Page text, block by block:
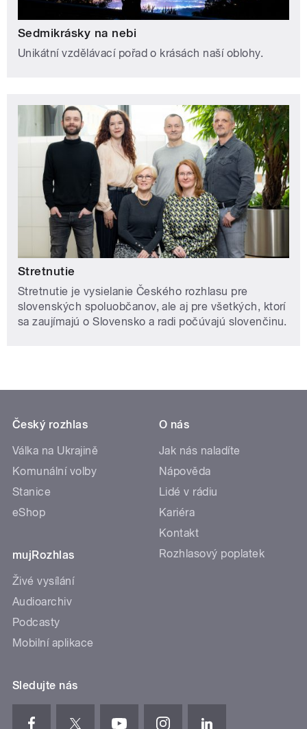
Sedmikrásky na nebi
Unikátní vzdělávací pořad o krásách naší oblohy.
Stretnutie
Stretnutie je vysielanie Českého rozhlasu pre
slovenských spoluobčanov, ale aj pre všetkých, ktorí
sa zaujímajú o Slovensko a radi počúvajú slovenčinu.
Český rozhlas
Válka na Ukrajině
Komunální volby
Stanice
eShop
mujRozhlas
Živé vysílání
Audioarchiv
Podcasty
Mobilní aplikace
O nás
Jak nás naladíte
Nápověda
Lidé v rádiu
Kariéra
Kontakt
Rozhlasový poplatek
Sledujte nás